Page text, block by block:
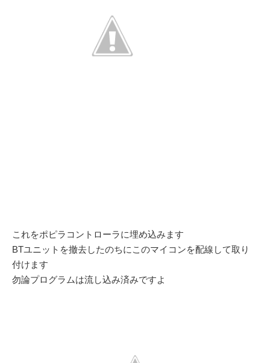
これをポピラコントローラに埋め込みます
BTユニットを撤去したのちにこのマイコンを配線して取り
付けます
勿論プログラムは流し込み済みですよ